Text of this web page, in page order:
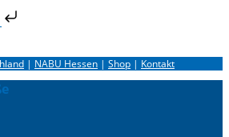
| NABU Hessen | Shop | Kontakt